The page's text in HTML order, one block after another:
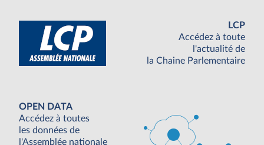
LCP
Accédez à toute
l'actualité de
la Chaine Parlementaire
OPEN DATA
Accédez à toutes
les données de
l'Assemblée nationale